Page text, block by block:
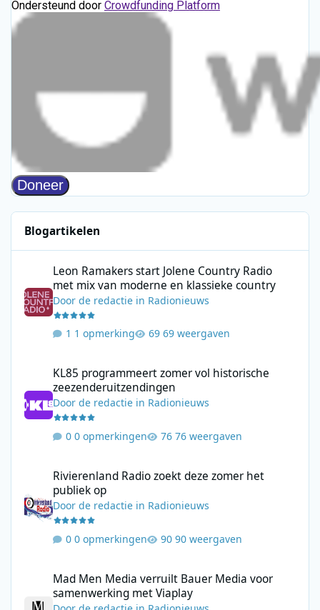
Blogartikelen
Leon Ramakers start Jolene Country Radio
met mix van moderne en klassieke country
Doorde redactie in Radionieuws
1 opmerking 69 weergaven
KL85 programmeert zomer vol historische
zeezenderuitzendingen
Doorde redactie in Radionieuws
0 opmerkingen 76 weergaven
Rivierenland Radio zoekt deze zomer het
publiek op
Doorde redactie in Radionieuws
0 opmerkingen 90 weergaven
Mad Men Media verruilt Bauer Media voor
samenwerking met Viaplay